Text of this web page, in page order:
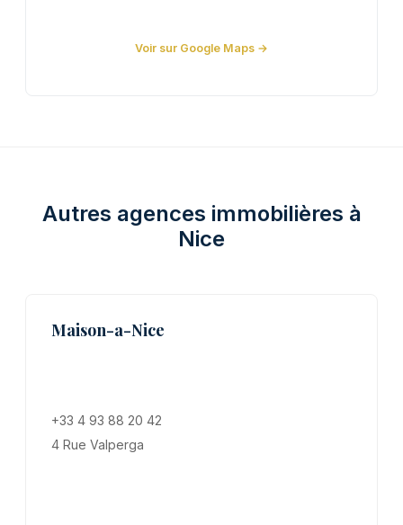
Voir sur Google Maps →
Autres agences immobilières à
Nice
Maison-a-Nice
+33 4 93 88 20 42
4 Rue Valperga